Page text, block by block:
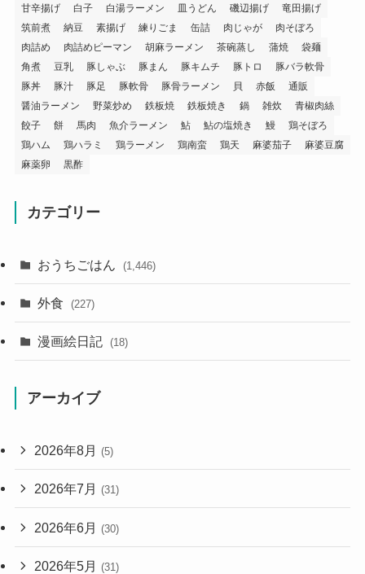
甘辛揚げ 白子 白湯ラーメン 皿うどん 磯辺揚げ
竜田揚げ
筑前煮
納豆 素揚げ 練りごま 缶詰 肉じゃが
肉そぼろ
肉詰め
肉詰めピーマン 胡麻ラーメン 茶碗蒸し 蒲焼
袋麺
角煮
豆乳 豚しゃぶ 豚まん 豚キムチ 豚トロ
豚バラ軟骨
豚丼
豚汁 豚足 豚軟骨 豚骨ラーメン 貝 赤飯
通販
醤油ラーメン
野菜炒め 鉄板焼 鉄板焼き 鍋 雑炊
青椒肉絲
餃子
餅 馬肉 魚介ラーメン 鮎 鮎の塩焼き 鰻
鶏そぼろ
鶏ハム
鶏ハラミ 鶏ラーメン 鶏南蛮 鶏天 麻婆茄子
麻婆豆腐
麻薬卵
黒酢
カテゴリー
おうちごはん (1,446)
外食 (227)
漫画絵日記 (18)
アーカイブ
2026年8月 (5)
2026年7月 (31)
2026年6月 (30)
2026年5月 (31)